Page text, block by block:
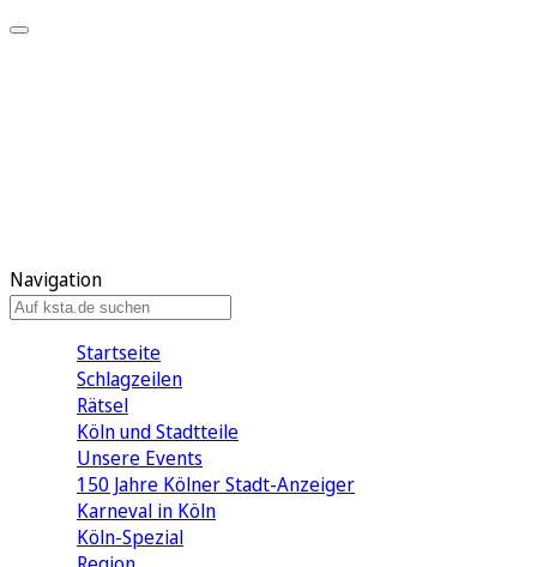
Navigation
Startseite
Schlagzeilen
Rätsel
Köln und Stadtteile
Unsere Events
150 Jahre Kölner Stadt-Anzeiger
Karneval in Köln
Köln-Spezial